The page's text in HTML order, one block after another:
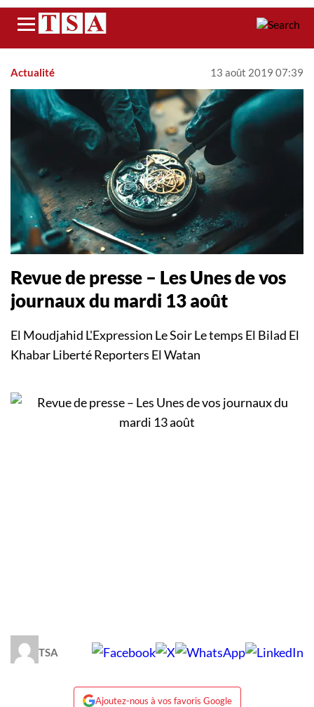
Menu
Actualité 13 août 2019 07:39
Revue de presse – Les Unes de vos
journaux du mardi 13 août
El Moudjahid L'Expression Le Soir Le temps El Bilad El
Khabar Liberté Reporters El Watan
TSA
Ajoutez-nous à vos favoris Google